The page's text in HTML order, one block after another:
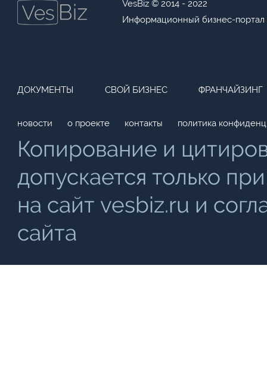
VesBiz © 2014 - 2022
Информационный бизнес-портал
ДОКУМЕНТЫ СВОЙ БИЗНЕС ФРАНЧАЙЗИНГ
новости о проекте контакты политика
Копирование и
допускается только
на сайт vesbiz.ru и
сайта